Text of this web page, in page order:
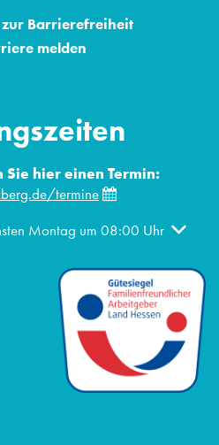
Barrierefreiheit
melden
hier einen Termin:
termine
oder Schließzeiten
Montag um 08:00 Uhr